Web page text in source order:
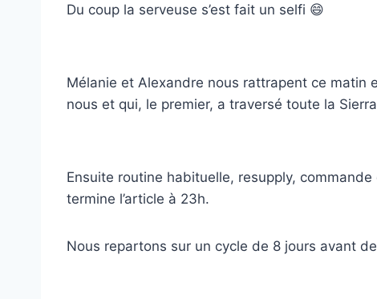
Du coup la serveuse s’est fait un selfi 😄
Mélanie et Alexandre nous rattrapent ce matin
nous et qui, le premier, a traversé toute la
Ensuite routine habituelle, resupply,
termine l’article à 23h.
Nous repartons sur un cycle de 8 jours avant